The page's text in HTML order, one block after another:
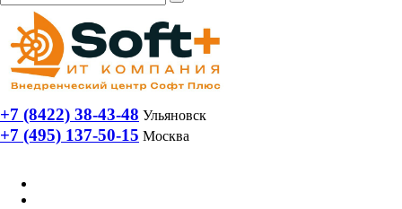
+7 (8422) 38-43-48 Ульяновск
+7 (495) 137-50-15 Москва